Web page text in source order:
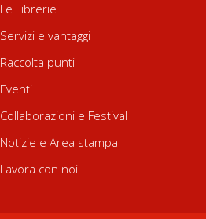
Le Librerie
Servizi e vantaggi
Raccolta punti
Eventi
Collaborazioni e Festival
Notizie e Area stampa
Lavora con noi